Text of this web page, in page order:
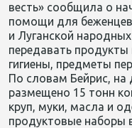
весть» сообщила о
помощи для
и Луганской
передавать
гигиены, предметы
По словам Бейрис, на
размещено 15 тонн
круп, муки, масла и
продуктовые наборы